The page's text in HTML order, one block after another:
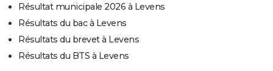
Résultat municipale 2026 à Levens
Résultats du bac à Levens
Résultats du brevet à Levens
Résultats du BTS à Levens